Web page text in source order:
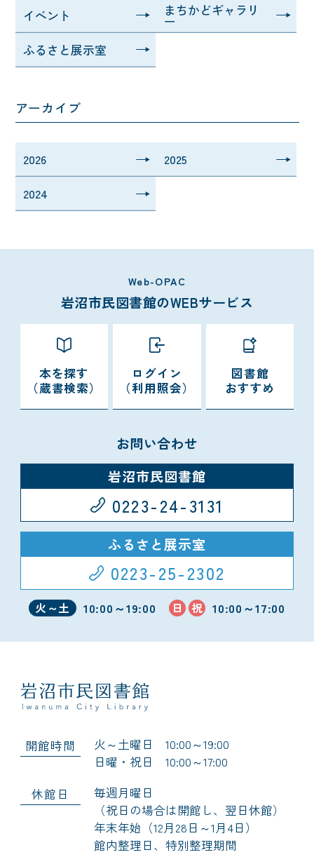
イベント まちかどギャラリ
ー
ふるさと展示室
アーカイブ
2026 2025
2024
Web-OPAC
岩沼市民図書館のWEBサービス
本を探す
（蔵書検索）
ログイン
（利用照会）
図書館
おすすめ
お問い合わせ
岩沼市民図書館
0223-24-3131
ふるさと展示室
0223-25-2302
火～土 10:00～19:00 日 祝 10:00～17:00
開館時間
火～土曜日 10:00～19:00
日曜・祝日 10:00～17:00
休館日
毎週月曜日
（祝日の場合は開館し、翌日休館）
年末年始（12月28日～1月4日）
館内整理日、特別整理期間